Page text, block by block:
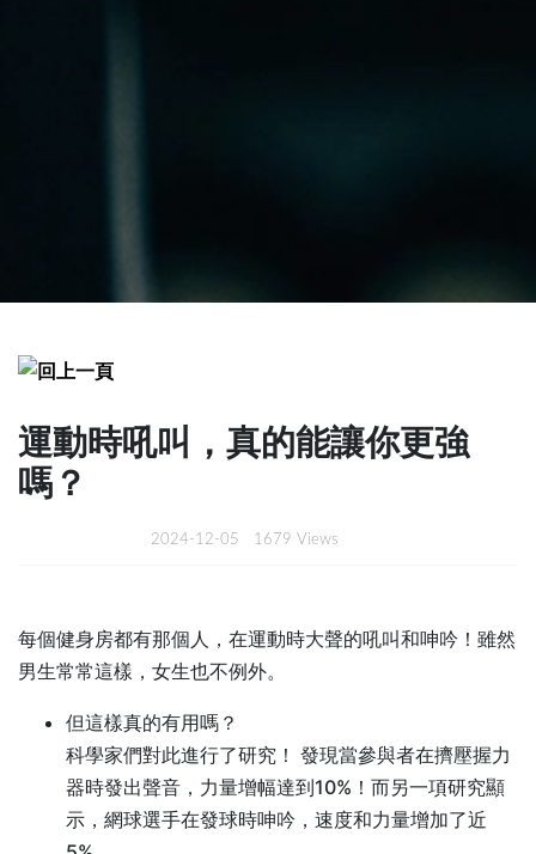
運動時吼叫，真的能讓你更強
嗎？
2024-12-05 1679 Views
每個健身房都有那個人，在運動時大聲的吼叫和呻吟！雖然
男生常常這樣，女生也不例外。
但這樣真的有用嗎？
科學家們對此進行了研究！ 發現當參與者在擠壓握力
器時發出聲音，力量增幅達到10%！而另一項研究顯
示，網球選手在發球時呻吟，速度和力量增加了近